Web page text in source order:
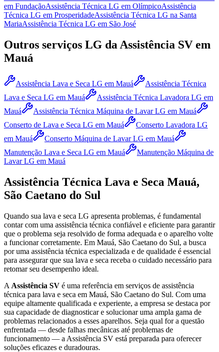
em FundaçãoAssistência Técnica LG em OlímpicoAssistência
Técnica LG em ProsperidadeAssistência Técnica LG na Santa
MariaAssistência Técnica LG em São José
Outros serviços LG da Assistência SV em
Mauá
Assistência Lava e Seca LG em Mauá
Assistência Técnica
Lava e Seca LG em Mauá Assistência Técnica Lavadora LG em
Mauá
Assistência Técnica Máquina de Lavar LG em Mauá
Conserto de Lava e Seca LG em Mauá
Conserto Lavadora LG
em Mauá
Conserto Máquina de Lavar LG em Mauá
Manutenção Lava e Seca LG em Mauá
Manutenção Máquina de
Lavar LG em Mauá
Assistência Técnica Lava e Seca Mauá,
São Caetano do Sul
Quando sua lava e seca LG apresenta problemas, é fundamental
contar com uma assistência técnica confiável e eficiente para garantir
que o problema seja resolvido de forma adequada e o aparelho volte
a funcionar corretamente. Em Mauá, São Caetano do Sul, a busca
por uma assistência técnica especializada e de qualidade é essencial
para assegurar que sua lava e seca receba o cuidado necessário para
retomar seu desempenho ideal.
A Assistência SV é uma referência em serviços de assistência
técnica para lava e seca em Mauá, São Caetano do Sul. Com uma
equipe altamente qualificada e experiente, a empresa se destaca por
sua capacidade de diagnosticar e solucionar uma ampla gama de
problemas relacionados a esses aparelhos. Seja qual for a questão
enfrentada — desde falhas mecânicas até problemas de
funcionamento — a Assistência SV está preparada para oferecer
soluções eficazes e duradouras.